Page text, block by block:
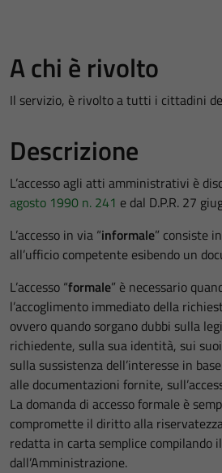
A chi è rivolto
Il servizio, è rivolto a tutti i cittadini
Descrizione
L’accesso agli atti amministrativi è
agosto 1990 n. 241 e dal D.P.R. 27
L’accesso in via “informale” consiste
all’ufficio competente esibendo un
L’accesso “formale” è necessario
l’accoglimento immediato della
ovvero quando sorgano dubbi sulla
richiedente, sulla sua identità, sui
sulla sussistenza dell’interesse in
alle documentazioni fornite,
La domanda di accesso formale è
compromette il diritto alla
redatta in carta semplice compilando
dall’Amministrazione.